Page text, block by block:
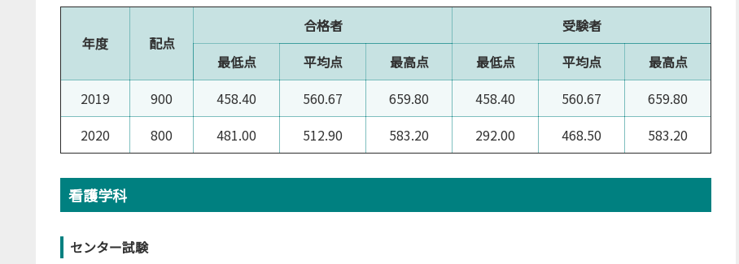
年度 配点
合格者
受験者
最低点
平均点 最高点 最低点 平均点
最高点
2019
900 458.40 560.67 659.80 458.40 560.67
659.80
2020
800 481.00 512.90 583.20 292.00 468.50 583.20
看護学科
センター試験